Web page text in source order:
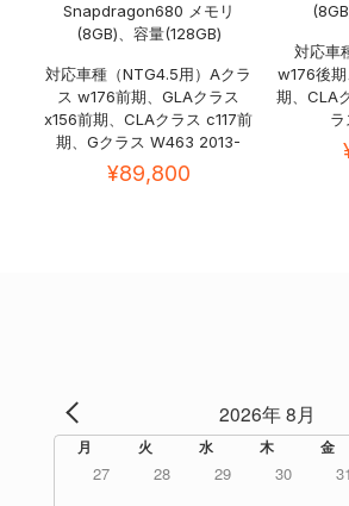
Snapdragon680 メモリ
(8GB)、容量(128GB)
対応車種（NTG4.5用）Aクラ
ス w176前期、GLAクラス
x156前期、CLAクラス c117前
期、Gクラス W463 2013-
¥89,800
対応車
w176後
期、CLA
2026年 8月
月 火 水 木 金
27 28 29 30 31